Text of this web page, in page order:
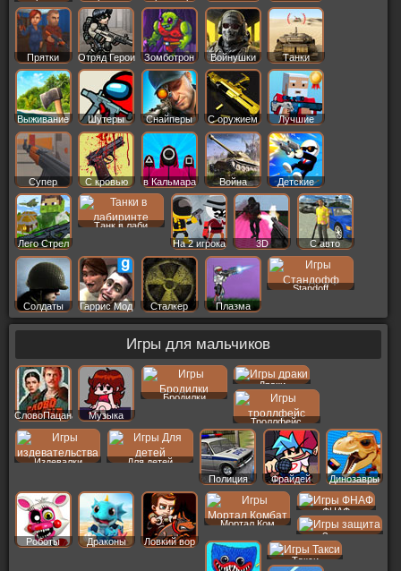
Старс
Прятки Отряд Герои Зомботрон Войнушки Танки
Выживание Шутеры Снайперы С оружием Лучшие
Супер С кровью в Кальмара Война Детские
Лего Стрел
Танк в лаби
На 2 игрока
3D С авто
Солдаты Гаррис Мод Сталкер Плазма
Standoff
Игры для мальчиков
СловоПацана Музыка
Бродилки
Драки
Троллфейс
Издевалки
Для детей
Полиция
Фрайдей Динозавры
Роботы Драконы Ловкий вор
Мортал Ком
ФНАФ
Защита
Такси